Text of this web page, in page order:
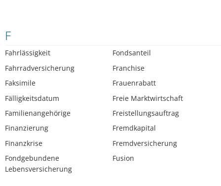
F
Fahrlässigkeit
Fahrradversicherung
Faksimile
Fälligkeitsdatum
Familienangehörige
Finanzierung
Finanzkrise
Fondgebundene
Lebensversicherung
Fondsanteil
Franchise
Frauenrabatt
Freie Marktwirtschaft
Freistellungsauftrag
Fremdkapital
Fremdversicherung
Fusion